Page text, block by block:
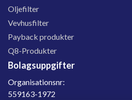
Oljefilter
Vevhusfilter
Payback produkter
Q8-Produkter
Bolagsuppgifter
Organisationsnr:
559163-1972